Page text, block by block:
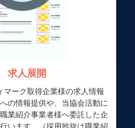
求人展開
マーク取得企業様の求人情報
の情報提供や、当協会活動に
業紹介事業者様へ委託した企